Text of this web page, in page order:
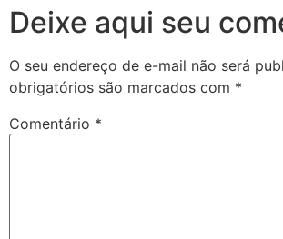
Deixe aqui seu
O seu endereço de e-mail não será
obrigatórios são marcados com *
Comentário *